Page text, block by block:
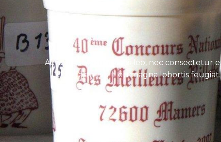
Aenean tincidunt eros leo, nec consectetur
Ut egestas velit eu magna lobortis